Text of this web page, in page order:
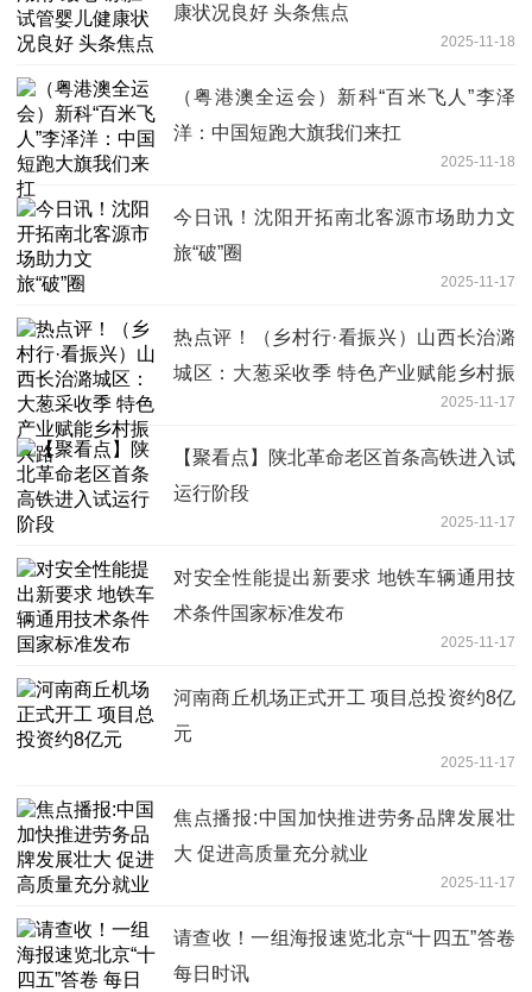
康状况良好 头条焦点
2025-11-18
（粤港澳全运会）新科“百米飞人”李泽
洋：中国短跑大旗我们来扛
2025-11-18
今日讯！沈阳开拓南北客源市场助力文
旅“破”圈
2025-11-17
热点评！（乡村行·看振兴）山西长治潞
城区：大葱采收季 特色产业赋能乡村振
2025-11-17
【聚看点】陕北革命老区首条高铁进入试
运行阶段
2025-11-17
对安全性能提出新要求 地铁车辆通用技
术条件国家标准发布
2025-11-17
河南商丘机场正式开工 项目总投资约8亿
元
2025-11-17
焦点播报:中国加快推进劳务品牌发展壮
大 促进高质量充分就业
2025-11-17
请查收！一组海报速览北京“十四五”答卷
每日时讯